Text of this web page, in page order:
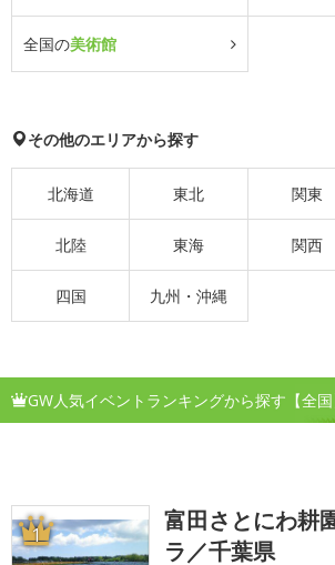
全国の美術館
その他のエリアから探す
北海道 東北 関東
北陸 東海 関西
四国 九州・沖縄
GW人気イベントランキングから探す【全国
1
富田さとにわ耕
ラ／千葉県